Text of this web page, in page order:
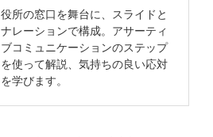
役所の窓口を舞台に、スライドと
ナレーションで構成。アサーティ
ブコミュニケーションのステップ
を使って解説、気持ちの良い応対
を学びます。